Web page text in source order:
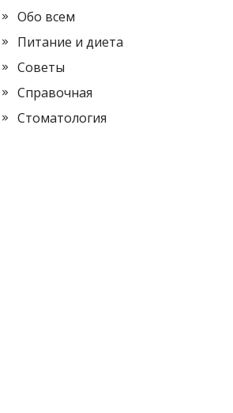
Обо всем
Питание и диета
Советы
Справочная
Стоматология